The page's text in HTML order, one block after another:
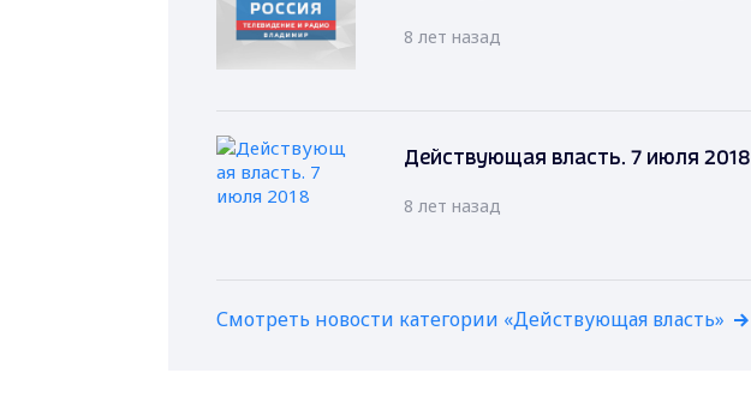
8 лет назад
Действующая власть. 7 июля 2018
8 лет назад
Смотреть новости категории «Действующая власть»